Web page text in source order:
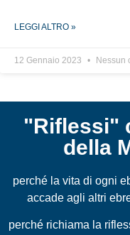
LEGGI ALTRO »
12 Gennaio 2023 Nessun
"Riflessi"
della
perché la vita di ogni
accade agli altri
perché richiama la